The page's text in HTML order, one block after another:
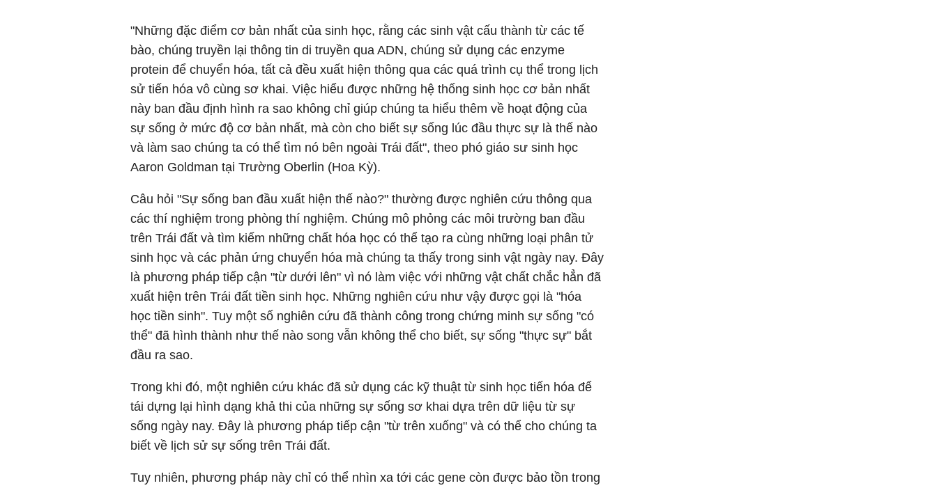
"Những đặc điểm cơ bản nhất của sinh học, rằng các sinh vật cấu thành từ các tế
bào, chúng truyền lại thông tin di truyền qua ADN, chúng sử dụng các enzyme
protein để chuyển hóa, tất cả đều xuất hiện thông qua các quá trình cụ thể trong lịch
sử tiến hóa vô cùng sơ khai. Việc hiểu được những hệ thống sinh học cơ bản nhất
này ban đầu định hình ra sao không chỉ giúp chúng ta hiểu thêm về hoạt động của
sự sống ở mức độ cơ bản nhất, mà còn cho biết sự sống lúc đầu thực sự là thế nào
và làm sao chúng ta có thể tìm nó bên ngoài Trái đất", theo phó giáo sư sinh học
Aaron Goldman tại Trường Oberlin (Hoa Kỳ).
Câu hỏi "Sự sống ban đầu xuất hiện thế nào?" thường được nghiên cứu thông qua
các thí nghiệm trong phòng thí nghiệm. Chúng mô phỏng các môi trường ban đầu
trên Trái đất và tìm kiếm những chất hóa học có thể tạo ra cùng những loại phân tử
sinh học và các phản ứng chuyển hóa mà chúng ta thấy trong sinh vật ngày nay. Đây
là phương pháp tiếp cận "từ dưới lên" vì nó làm việc với những vật chất chắc hẳn đã
xuất hiện trên Trái đất tiền sinh học. Những nghiên cứu như vậy được gọi là "hóa
học tiền sinh". Tuy một số nghiên cứu đã thành công trong chứng minh sự sống "có
thể" đã hình thành như thế nào song vẫn không thể cho biết, sự sống "thực sự" bắt
đầu ra sao.
Trong khi đó, một nghiên cứu khác đã sử dụng các kỹ thuật từ sinh học tiến hóa để
tái dựng lại hình dạng khả thi của những sự sống sơ khai dựa trên dữ liệu từ sự
sống ngày nay. Đây là phương pháp tiếp cận "từ trên xuống" và có thể cho chúng ta
biết về lịch sử sự sống trên Trái đất.
Tuy nhiên, phương pháp này chỉ có thể nhìn xa tới các gene còn được bảo tồn trong